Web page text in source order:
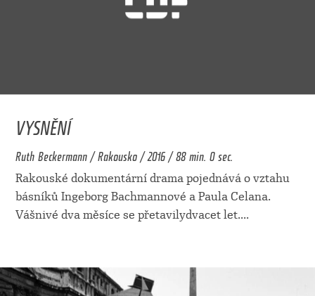
VYSNĚNÍ
Ruth Beckermann / Rakousko / 2016 / 88 min. 0 sec.
Rakouské dokumentární drama pojednává o vztahu
básníků Ingeborg Bachmannové a Paula Celana.
Vášnivé dva měsíce se přetavilydvacet let....